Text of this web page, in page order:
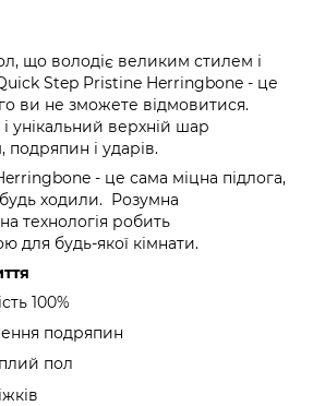
що володіє великим стилем і
Step Pristine Herringbone - це
ви не зможете відмовитися.
унікальний верхній шар
і ударів.
- це сама міцна підлога,
ходили. Розумна
технологія робить
для будь-якої кімнати.
100%
подряпин
пол